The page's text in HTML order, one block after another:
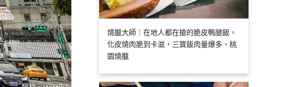
燒臘大師｜在地人都在搶的脆皮鴨腿飯，
化皮燒肉脆到卡滋，三寶飯肉量爆多，桃
園燒臘